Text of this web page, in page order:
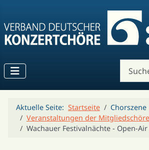
Aktuelle Seite: Startseite
Chorszene
Veranstaltungen der Mitgliedschöre
Wachauer Festivalnächte - Open-